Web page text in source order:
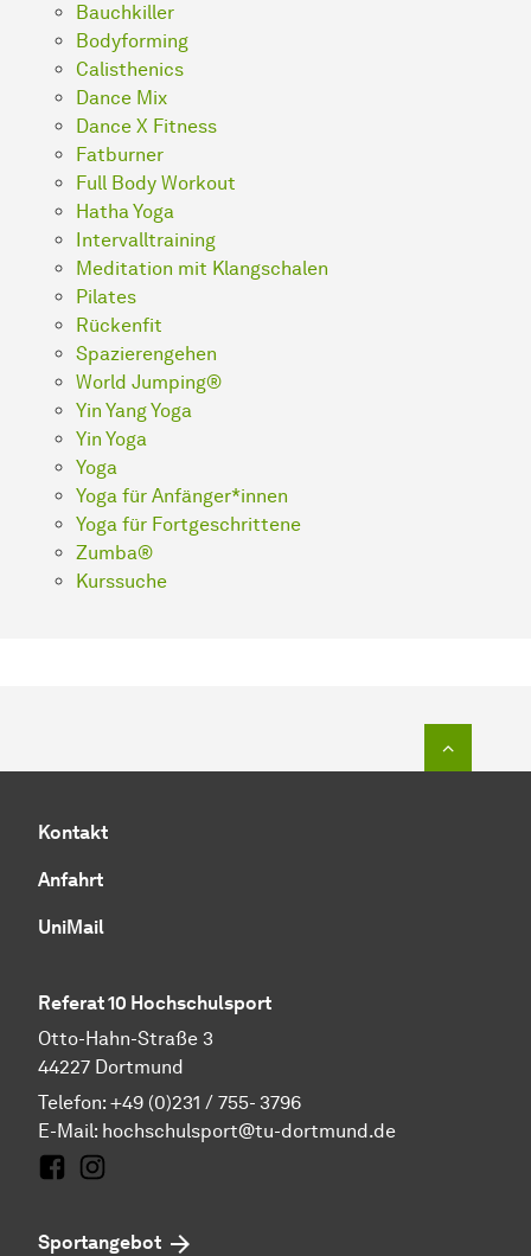
Bauchkiller
Bodyforming
Calisthenics
Dance Mix
Dance X Fitness
Fatburner
Full Body Workout
Hatha Yoga
Intervalltraining
Meditation mit Klangschalen
Pilates
Rückenfit
Spazierengehen
World Jumping®
Yin Yang Yoga
Yin Yoga
Yoga
Yoga für Anfänger*innen
Yoga für Fortgeschrittene
Zumba®
Kurssuche
Kontakt
Anfahrt
UniMail
Referat 10 Hochschulsport
Otto-Hahn-Straße 3
44227 Dortmund
Telefon: +49 (0)231 / 755- 3796
E-Mail: hochschulsport@tu-dortmund.de
Sportangebot